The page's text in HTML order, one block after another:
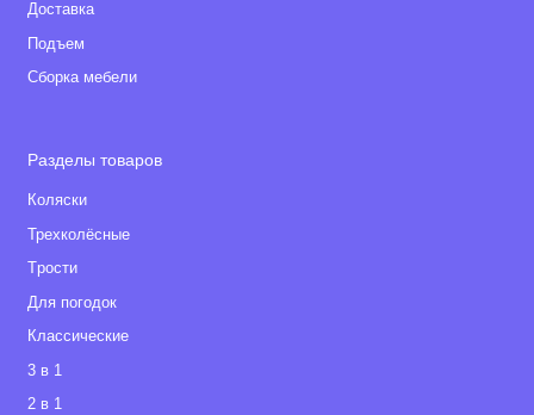
Доставка
Подъем
Сборка мебели
Разделы товаров
Коляски
Трехколёсные
Tрости
Для погодок
Классические
3 в 1
2 в 1